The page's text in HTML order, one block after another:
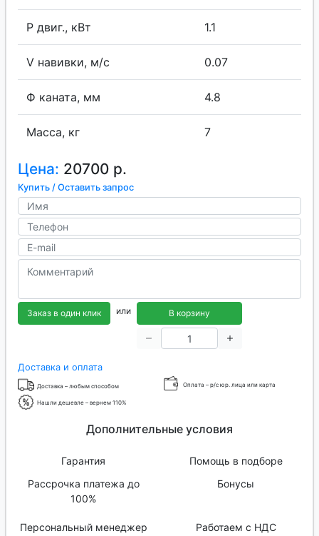
P двиг., кВт 1.1
V навивки, м/с 0.07
Ф каната, мм 4.8
Масса, кг 7
Цена: 20700 р.
Купить / Оставить запрос
Заказ в один клик или В корзину
Доставка и оплата
Доставка – любым способом Оплата – р/с юр. лица или карта
Нашли дешевле – вернем 110%
Дополнительные условия
Гарантия
Помощь в подборе
Рассрочка платежа до
100%
Бонусы
Персональный менеджер Работаем с НДС